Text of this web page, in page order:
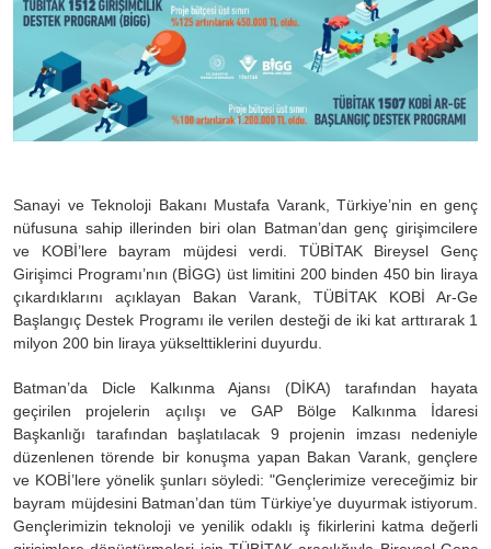
Sanayi ve Teknoloji Bakanı Mustafa Varank, Türkiye’nin en genç
nüfusuna sahip illerinden biri olan Batman’dan genç girişimcilere
ve KOBİ’lere bayram müjdesi verdi. TÜBİTAK Bireysel Genç
Girişimci Programı’nın (BİGG) üst limitini 200 binden 450 bin liraya
çıkardıklarını açıklayan Bakan Varank, TÜBİTAK KOBİ Ar-Ge
Başlangıç Destek Programı ile verilen desteği de iki kat arttırarak 1
milyon 200 bin liraya yükselttiklerini duyurdu.
Batman’da Dicle Kalkınma Ajansı (DİKA) tarafından hayata
geçirilen projelerin açılışı ve GAP Bölge Kalkınma İdaresi
Başkanlığı tarafından başlatılacak 9 projenin imzası nedeniyle
düzenlenen törende bir konuşma yapan Bakan Varank, gençlere
ve KOBİ’lere yönelik şunları söyledi: "Gençlerimize vereceğimiz bir
bayram müjdesini Batman’dan tüm Türkiye’ye duyurmak istiyorum.
Gençlerimizin teknoloji ve yenilik odaklı iş fikirlerini katma değerli